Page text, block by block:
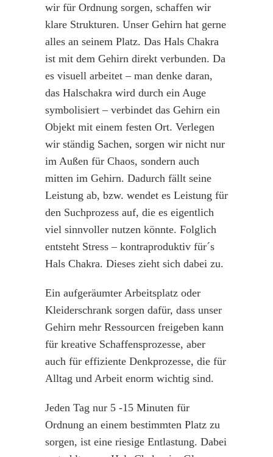
wir für Ordnung sorgen, schaffen wir
klare Strukturen. Unser Gehirn hat gerne
alles an seinem Platz. Das Hals Chakra
ist mit dem Gehirn direkt verbunden. Da
es visuell arbeitet – man denke daran,
das Halschakra wird durch ein Auge
symbolisiert – verbindet das Gehirn ein
Objekt mit einem festen Ort. Verlegen
wir ständig Sachen, sorgen wir nicht nur
im Außen für Chaos, sondern auch
mitten im Gehirn. Dadurch fällt seine
Leistung ab, bzw. wendet es Leistung für
den Suchprozess auf, die es eigentlich
viel sinnvoller nutzen könnte. Folglich
entsteht Stress – kontraproduktiv für´s
Hals Chakra. Dieses zieht sich dabei zu.
Ein aufgeräumter Arbeitsplatz oder
Kleiderschrank sorgen dafür, dass unser
Gehirn mehr Ressourcen freigeben kann
für kreative Schaffensprozesse, aber
auch für effiziente Denkprozesse, die für
Alltag und Arbeit enorm wichtig sind.
Jeden Tag nur 5 -15 Minuten für
Ordnung an einem bestimmten Platz zu
sorgen, ist eine riesige Entlastung. Dabei